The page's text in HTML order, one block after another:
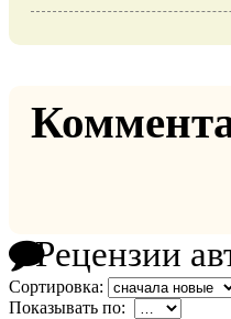
Рецензии
Сортировка:
Показывать по: